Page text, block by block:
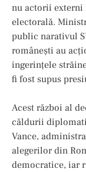
nu actorii externi
electorală.
public narativul
românești au
ingerințele
fi fost supus
Acest război al
căldurii
Vance,
alegerilor din
democratice, iar